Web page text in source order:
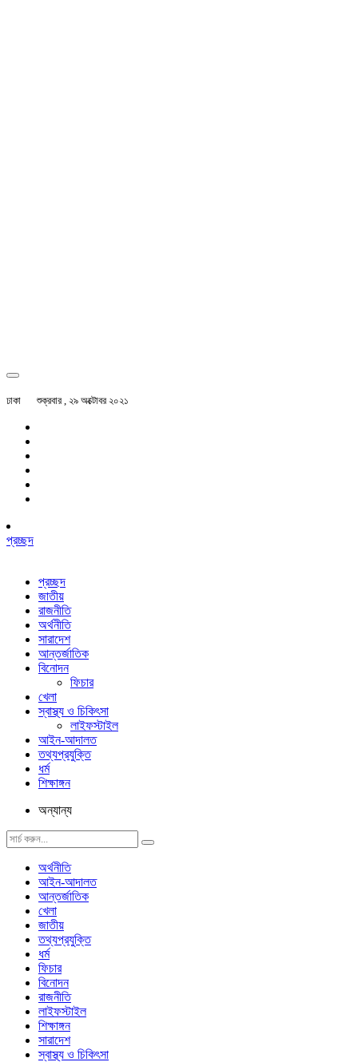
ঢাকা শুক্রবার , ২৯ অক্টোবর ২০২১
প্রচ্ছদ
প্রচ্ছদ
জাতীয়
রাজনীতি
অর্থনীতি
সারাদেশ
আন্তর্জাতিক
বিনোদন
ফিচার
খেলা
স্বাস্থ্য ও চিকিৎসা
লাইফস্টাইল
আইন-আদালত
তথ্যপ্রযুক্তি
ধর্ম
শিক্ষাঙ্গন
অন্যান্য
অর্থনীতি
আইন-আদালত
আন্তর্জাতিক
খেলা
জাতীয়
তথ্যপ্রযুক্তি
ধর্ম
ফিচার
বিনোদন
রাজনীতি
লাইফস্টাইল
শিক্ষাঙ্গন
সারাদেশ
স্বাস্থ্য ও চিকিৎসা